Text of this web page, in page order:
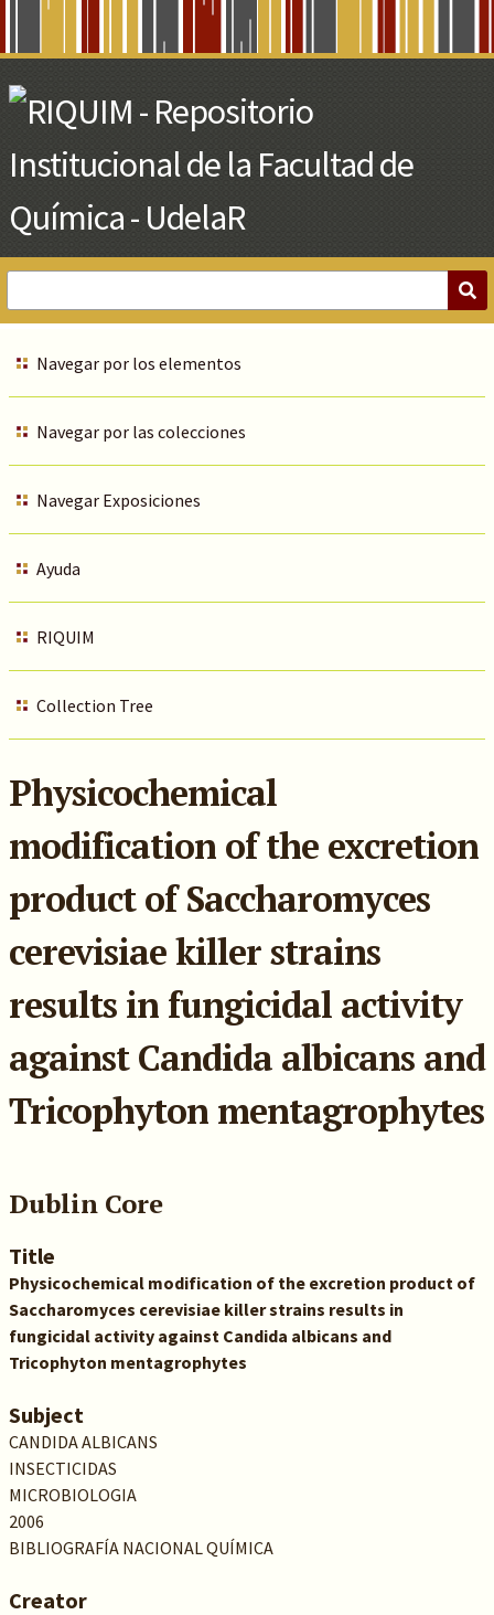
Main
Content
Navegar por los elementos
Navegar por las colecciones
Navegar Exposiciones
Ayuda
RIQUIM
Collection Tree
Physicochemical
modification of the excretion
product of Saccharomyces
cerevisiae killer strains
results in fungicidal activity
against Candida albicans and
Tricophyton mentagrophytes
Dublin Core
Title
Physicochemical modification of the excretion product of
Saccharomyces cerevisiae killer strains results in
fungicidal activity against Candida albicans and
Tricophyton mentagrophytes
Subject
CANDIDA ALBICANS
INSECTICIDAS
MICROBIOLOGIA
2006
BIBLIOGRAFÍA NACIONAL QUÍMICA
Creator